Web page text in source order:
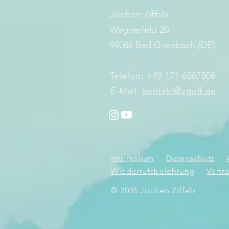
Jochen Ziffels
Wagnerfeld 20
94086 Bad Griesbach (DE)
Telefon: +49 171 6367508
E-Mail: kontakt@zgolf.de
Impressum Datenschutz
Wiederrufsbelehrung
© 2026 Jochen Ziffels